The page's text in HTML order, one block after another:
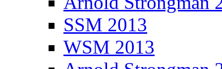
SSM 2013
WSM 2013